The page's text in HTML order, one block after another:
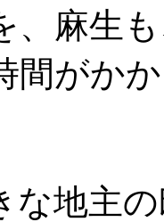
、麻生
間がか
地主の